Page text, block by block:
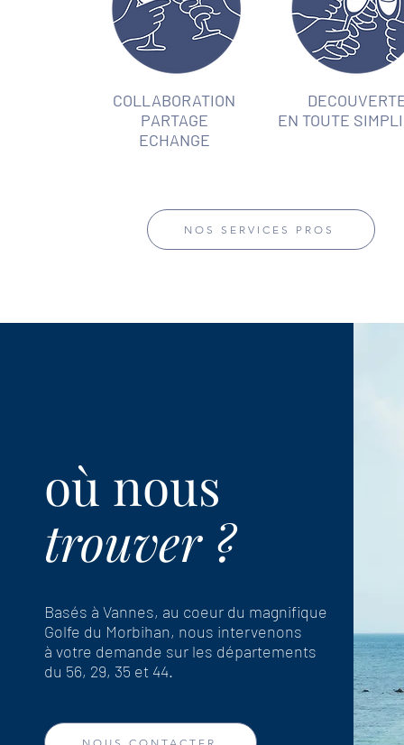
COLLABORATION
PARTAGE
ECHANGE
EN TOUTE
NOS SERVICES PROS
où nous
trouver ?
Basés à Vannes, au coeur du magnifique
Golfe du Morbihan, nous intervenons
à votre demande sur les départements
du 56, 29, 35 et 44.